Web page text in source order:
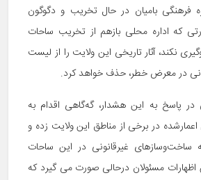
فرهنگی بامیان در حال تخریب و دگوگون
که اداره محلی بازهم از تخریب ساحات
نکند، آثار تاریخی این ولایت را از لیست
در معرض خطر، حذف خواهد کرد.
در پاسخ به این هشدار، گه‌گاهی اقدام به
در برخی از مناطق این ولایت زده و
ساخت‌وسازهای غیرقانونی در این ساحات
مسئولان درحالی صورت می گیرد که